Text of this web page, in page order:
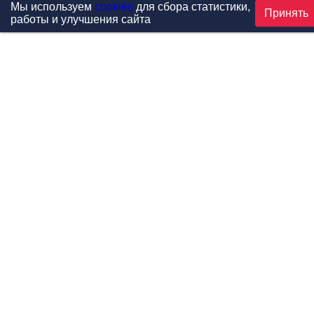
Мы используем cookiesдля сбора статистики,
работы и улучшения сайта
Принять